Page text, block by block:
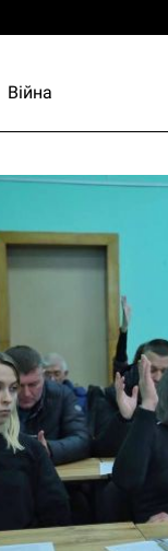
Війна